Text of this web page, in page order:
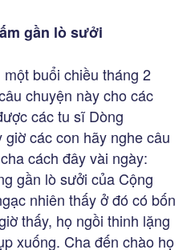
gần lò sưởi
buổi chiều tháng 2
chuyện này cho các
các tu sĩ Dòng
giờ các con hãy nghe câu
cách đây vài ngày:
gần lò sưởi của Cộng
nhiên thấy ở đó có bốn
thấy, họ ngồi thinh lặng
xuống. Cha đến chào họ